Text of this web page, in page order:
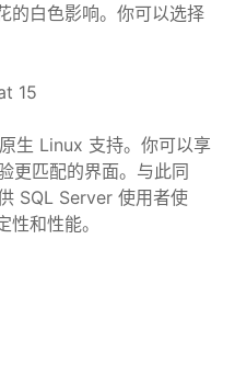
的白色影响。你可以选择
15
生 Linux 支持。你可以享
更匹配的界面。与此同
SQL Server 使用者使
和性能。